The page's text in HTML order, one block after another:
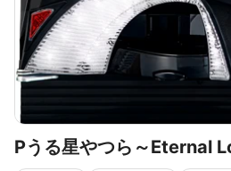
Pうる星やつら～Eternal